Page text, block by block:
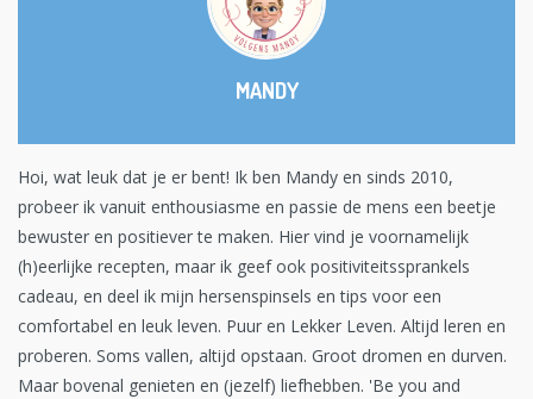
MANDY
Hoi, wat leuk dat je er bent! Ik ben Mandy en sinds 2010,
probeer ik vanuit enthousiasme en passie de mens een beetje
bewuster en positiever te maken. Hier vind je voornamelijk
(h)eerlijke recepten, maar ik geef ook positiviteitssprankels
cadeau, en deel ik mijn hersenspinsels en tips voor een
comfortabel en leuk leven. Puur en Lekker Leven. Altijd leren en
proberen. Soms vallen, altijd opstaan. Groot dromen en durven.
Maar bovenal genieten en (jezelf) liefhebben. 'Be you and